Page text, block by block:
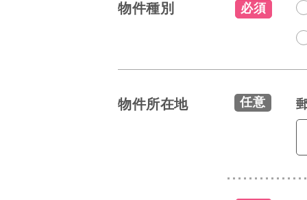
物件種別 必須
物件所在地 任意